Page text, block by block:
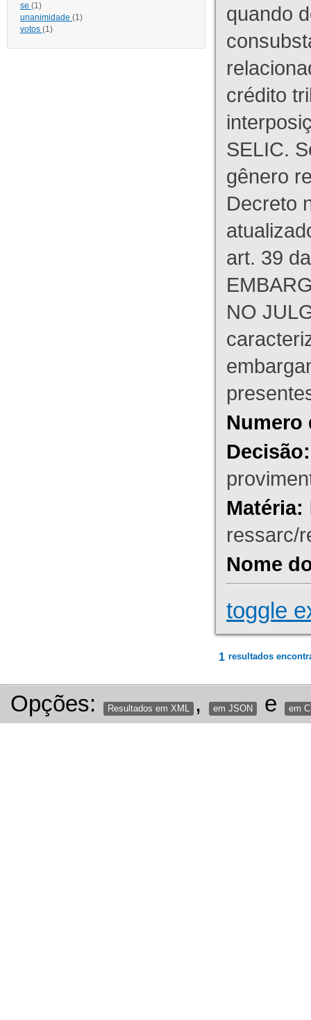
se (1)
unanimidade (1)
votos (1)
quando
crédito
SELIC.
gênero
Decreto
art. 39
NO
Numero
Decisão:
Matéria:
ressarc/
Nome
toggle
1 resultados
Opções: Resultados em XML , em JSON e em